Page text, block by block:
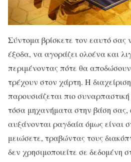
Σύντομα βρίσκετε τον εαυτό
έξοδα, να αγοράζει ολοένα και
περιμένοντας πότε θα
τρέχουν στον χάρτη. Η
παρουσιάζεται πιο
τόσα μηχανήματα στην βάση σας,
αυξάνονται ραγδαία όμως είναι
μειώσετε, τραβώντας τους
δεν χρησιμοποιείτε σε δεδομένη